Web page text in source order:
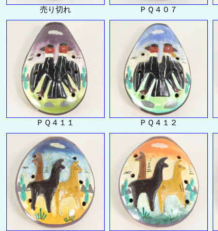
売り切れ ＰＱ４０７
ＰＱ４１１ ＰＱ４１２